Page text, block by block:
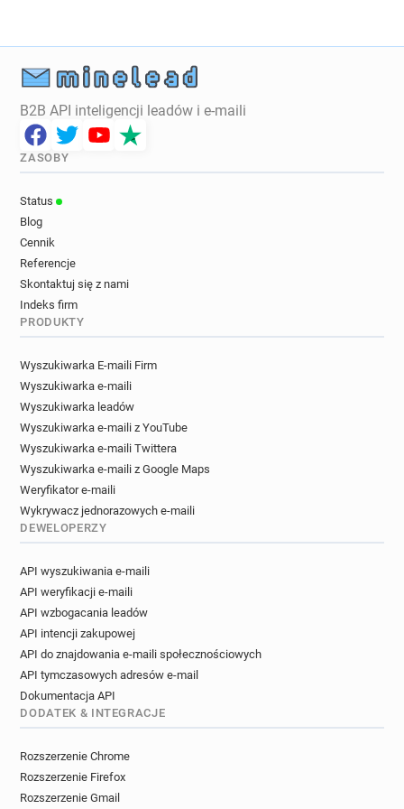
B2B API inteligencji leadów i e-maili
ZASOBY
Status
Blog
Cennik
Referencje
Skontaktuj się z nami
Indeks firm
PRODUKTY
Wyszukiwarka E-maili Firm
Wyszukiwarka e-maili
Wyszukiwarka leadów
Wyszukiwarka e-maili z YouTube
Wyszukiwarka e-maili Twittera
Wyszukiwarka e-maili z Google Maps
Weryfikator e-maili
Wykrywacz jednorazowych e-maili
DEWELOPERZY
API wyszukiwania e-maili
API weryfikacji e-maili
API wzbogacania leadów
API intencji zakupowej
API do znajdowania e-maili społecznościowych
API tymczasowych adresów e-mail
Dokumentacja API
DODATEK & INTEGRACJE
Rozszerzenie Chrome
Rozszerzenie Firefox
Rozszerzenie Gmail